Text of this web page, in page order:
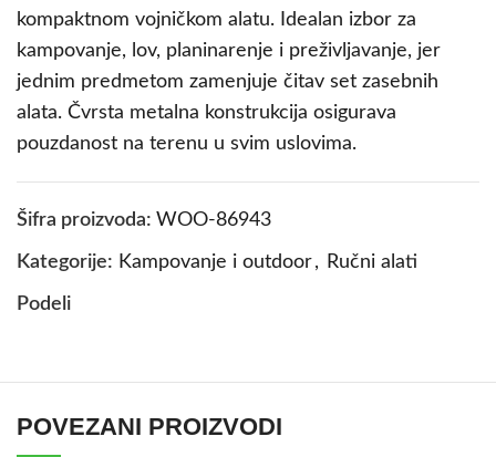
kompaktnom vojničkom alatu. Idealan izbor za
kampovanje, lov, planinarenje i preživljavanje, jer
jednim predmetom zamenjuje čitav set zasebnih
alata. Čvrsta metalna konstrukcija osigurava
pouzdanost na terenu u svim uslovima.
Šifra proizvoda: WOO-86943
Kategorije: Kampovanje i outdoor, Ručni alati
Podeli
POVEZANI PROIZVODI